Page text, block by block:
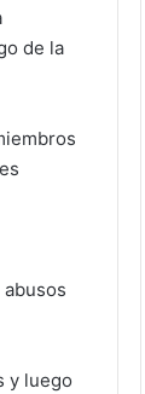
de la
y luego